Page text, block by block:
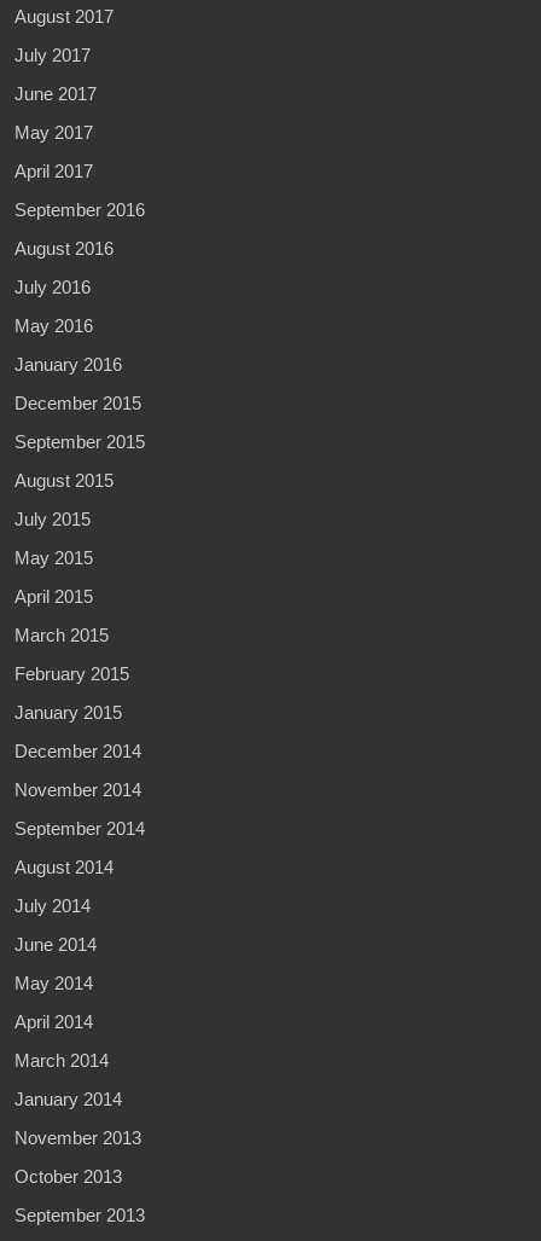
August 2017
July 2017
June 2017
May 2017
April 2017
September 2016
August 2016
July 2016
May 2016
January 2016
December 2015
September 2015
August 2015
July 2015
May 2015
April 2015
March 2015
February 2015
January 2015
December 2014
November 2014
September 2014
August 2014
July 2014
June 2014
May 2014
April 2014
March 2014
January 2014
November 2013
October 2013
September 2013